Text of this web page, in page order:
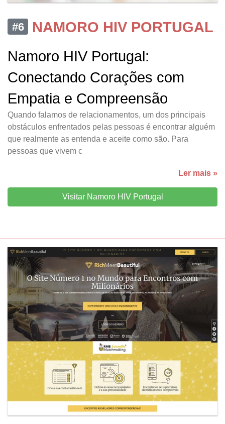
#6
NAMORO HIV PORTUGAL
Namoro HIV Portugal:
Conectando Corações com
Empatia e Compreensão
Quando falamos de relacionamentos, um dos principais
obstáculos enfrentados pelas pessoas é encontrar alguém
que realmente as entenda e aceite como são. Para
pessoas que vivem c
Ler mais »
Visitar Namoro HIV Portugal